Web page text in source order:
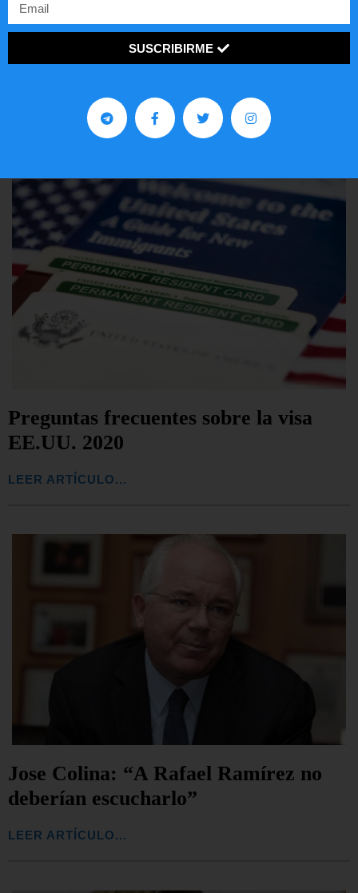
Comunistas no son bienvenidos en
LEER ARTÍCULO...
Preguntas frecuentes sobre la visa
EE.UU. 2020
LEER ARTÍCULO...
Jose Colina: “A Rafael Ramírez no
deberían escucharlo”
LEER ARTÍCULO...
SUSCRIBIRME